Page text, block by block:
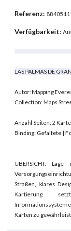
Referenz:
Verfügbarkeit:
LAS PALMAS DE
Autor: Mapping
Collection: Maps
Anzahl Seiten: 2
Binding: Gefaltete |
ÜBERSICHT:
Straßen, klares
Kartierung
Karten zu